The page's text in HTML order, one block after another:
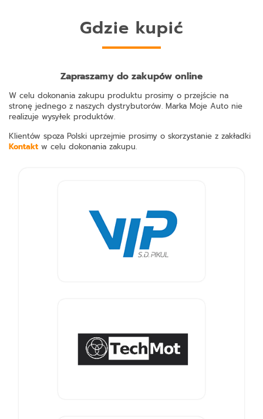
Gdzie kupić
Zapraszamy do zakupów online
W celu dokonania zakupu produktu prosimy o przejście na
stronę jednego z naszych dystrybutorów. Marka Moje Auto nie
realizuje wysyłek produktów.
Klientów spoza Polski uprzejmie prosimy o skorzystanie z zakładki
Kontakt w celu dokonania zakupu.